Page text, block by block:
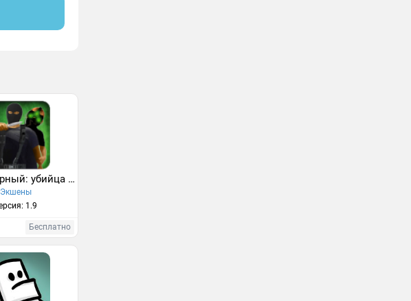
Агент Черный: убийца миссия
Экшены
1.9
Бесплатно